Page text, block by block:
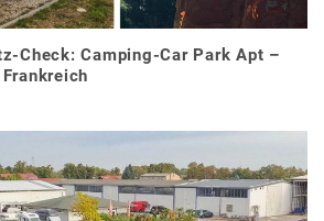
Check: Camping-Car Park Apt –